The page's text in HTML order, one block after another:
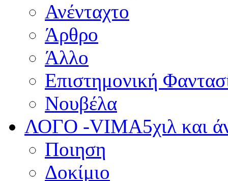
Ανένταχτο
Άρθρο
Άλλο
Επιστημονική
Νουβέλα
ΛΟΓΟ -VIMA5χιλ και
Ποιηση
Δοκίμιο